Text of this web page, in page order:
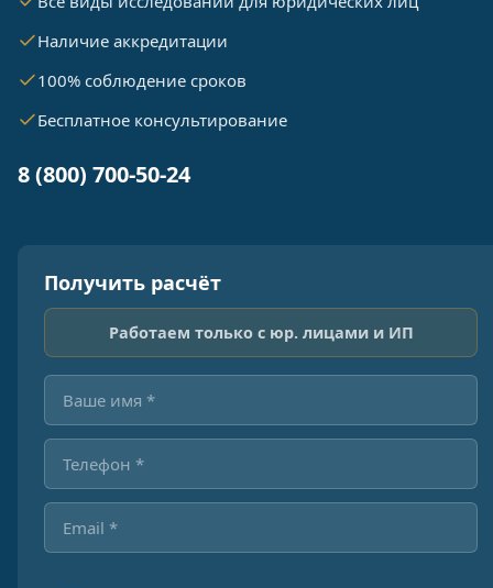
Наличие аккредитации
100% соблюдение сроков
Бесплатное консультирование
8 (800) 700-50-24
Получить расчёт
Работаем только с юр. лицами и ИП